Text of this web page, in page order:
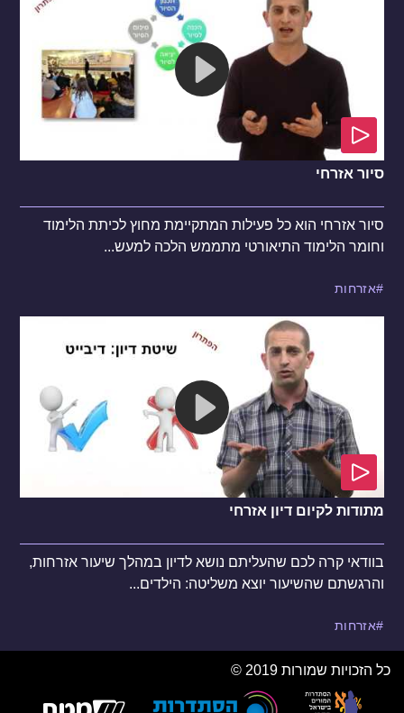
סיור אזרחי
סיור אזרחי הוא כל פעילות המתקיימת מחוץ לכיתת הלימוד
וחומר הלימוד התיאורטי מתממש הלכה למעש...
אזרחות
מתודות לקיום דיון אזרחי
בוודאי קרה לכם שהעליתם נושא לדיון במהלך שיעור אזרחות,
והרגשתם שהשיעור יוצא משליטה: הילדים...
אזרחות
כל הזכויות שמורות 2019 ©